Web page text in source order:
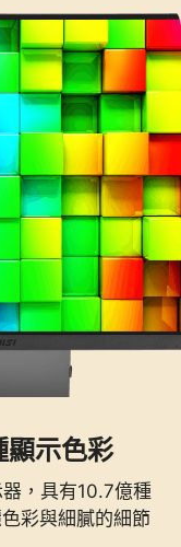
顯示色彩
，具有10.7億種
彩與細膩的細節